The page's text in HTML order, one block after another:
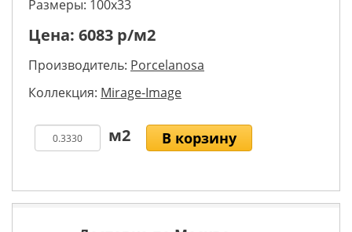
Размеры: 100х33
Цена: 6083 р/м2
Производитель: Porcelanosa
Коллекция: Mirage-Image
В корзину